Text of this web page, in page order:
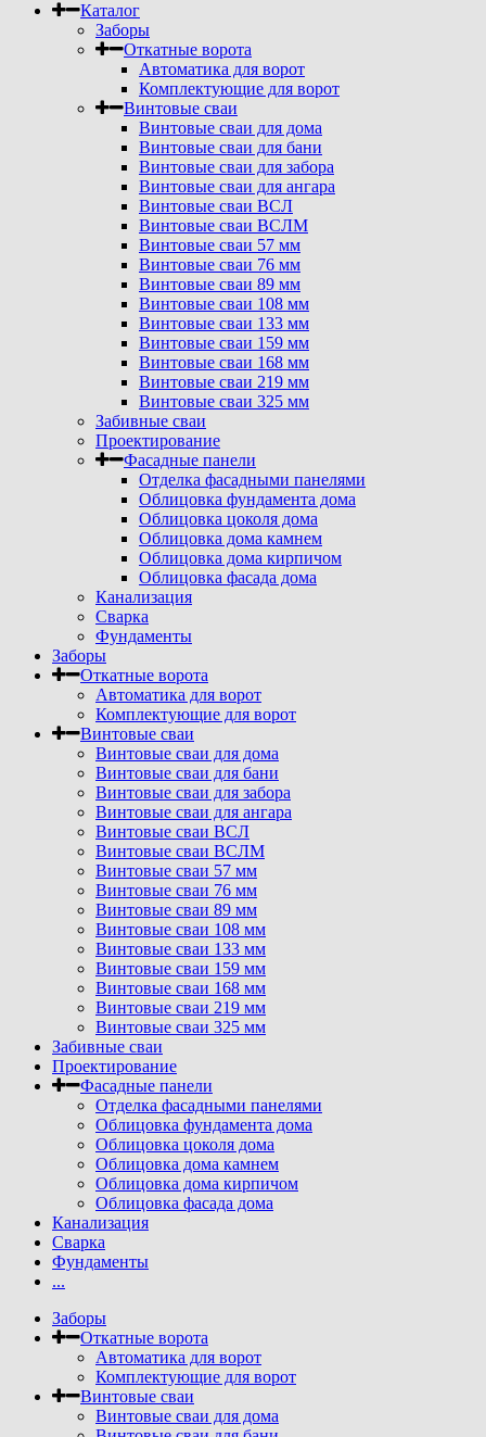
Каталог
Заборы
Откатные ворота
Автоматика для ворот
Комплектующие для ворот
Винтовые сваи
Винтовые сваи для дома
Винтовые сваи для бани
Винтовые сваи для забора
Винтовые сваи для ангара
Винтовые сваи ВСЛ
Винтовые сваи ВСЛМ
Винтовые сваи 57 мм
Винтовые сваи 76 мм
Винтовые сваи 89 мм
Винтовые сваи 108 мм
Винтовые сваи 133 мм
Винтовые сваи 159 мм
Винтовые сваи 168 мм
Винтовые сваи 219 мм
Винтовые сваи 325 мм
Забивные сваи
Проектирование
Фасадные панели
Отделка фасадными панелями
Облицовка фундамента дома
Облицовка цоколя дома
Облицовка дома камнем
Облицовка дома кирпичом
Облицовка фасада дома
Канализация
Сварка
Фундаменты
Заборы
Откатные ворота
Автоматика для ворот
Комплектующие для ворот
Винтовые сваи
Винтовые сваи для дома
Винтовые сваи для бани
Винтовые сваи для забора
Винтовые сваи для ангара
Винтовые сваи ВСЛ
Винтовые сваи ВСЛМ
Винтовые сваи 57 мм
Винтовые сваи 76 мм
Винтовые сваи 89 мм
Винтовые сваи 108 мм
Винтовые сваи 133 мм
Винтовые сваи 159 мм
Винтовые сваи 168 мм
Винтовые сваи 219 мм
Винтовые сваи 325 мм
Забивные сваи
Проектирование
Фасадные панели
Отделка фасадными панелями
Облицовка фундамента дома
Облицовка цоколя дома
Облицовка дома камнем
Облицовка дома кирпичом
Облицовка фасада дома
Канализация
Сварка
Фундаменты
...
Заборы
Откатные ворота
Автоматика для ворот
Комплектующие для ворот
Винтовые сваи
Винтовые сваи для дома